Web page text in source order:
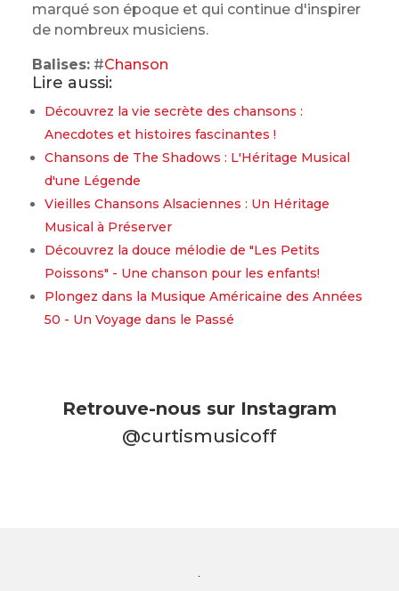
marqué son époque et qui continue d'inspirer
de nombreux musiciens.
Balises:#Chanson
Lire aussi:
Découvrez la vie secrète des chansons :
Anecdotes et histoires fascinantes !
Chansons de The Shadows : L'Héritage Musical
d'une Légende
Vieilles Chansons Alsaciennes : Un Héritage
Musical à Préserver
Découvrez la douce mélodie de "Les Petits
Poissons" - Une chanson pour les enfants!
Plongez dans la Musique Américaine des Années
50 - Un Voyage dans le Passé
Retrouve-nous sur Instagram
@curtismusicoff